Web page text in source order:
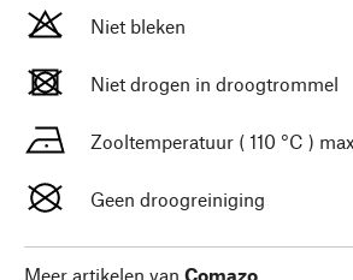
Niet bleken
Niet drogen in droogtrommel
Zooltemperatuur ( 110 °C )
Geen droogreiniging
Meer artikelen van Comazo